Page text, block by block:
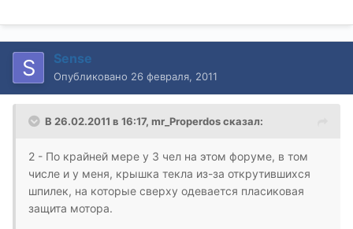
Sense
Опубликовано 26 февраля, 2011
В 26.02.2011 в 16:17, mr_Properdos сказал:
2 - По крайней мере у 3 чел на этом форуме, в том
числе и у меня, крышка текла из-за открутившихся
шпилек, на которые сверху одевается пласиковая
защита мотора.